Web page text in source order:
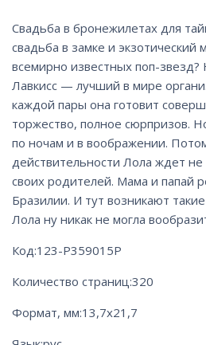
Свадьба в бронежилетах для
свадьба в замке и
всемирно известных поп-звезд?
Лавкисс — лучший в мире
каждой пары она готовит
торжество, полное сюрпризов.
по ночам и в воображении.
действительности Лола ждет
своих родителей. Мама и папай
Бразилии. И тут возникают
Лола ну никак не могла
Код:123-Р359015Р
Количество страниц:320
Формат, мм:13,7х21,7